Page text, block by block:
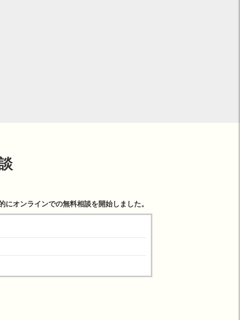
オンラインでの無料相談を開始しました。